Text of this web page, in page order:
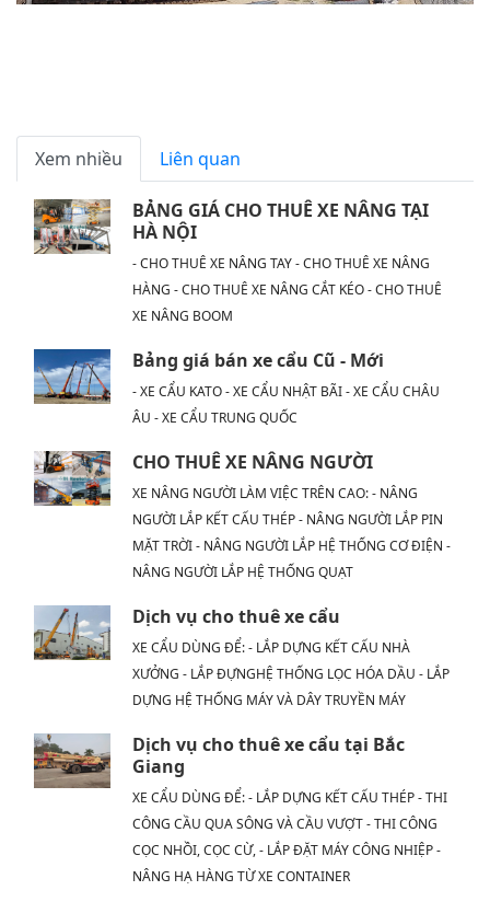
Xem nhiều Liên quan
BẢNG GIÁ CHO THUÊ XE NÂNG TẠI
HÀ NỘI
- CHO THUÊ XE NÂNG TAY - CHO THUÊ XE NÂNG
HÀNG - CHO THUÊ XE NÂNG CẮT KÉO - CHO THUÊ
XE NÂNG BOOM
Bảng giá bán xe cẩu Cũ - Mới
- XE CẨU KATO - XE CẨU NHẬT BÃI - XE CẨU CHÂU
ÂU - XE CẨU TRUNG QUỐC
CHO THUÊ XE NÂNG NGƯỜI
XE NÂNG NGƯỜI LÀM VIỆC TRÊN CAO: - NÂNG
NGƯỜI LẮP KẾT CẤU THÉP - NÂNG NGƯỜI LẮP PIN
MẶT TRỜI - NÂNG NGƯỜI LẮP HỆ THỐNG CƠ ĐIỆN -
NÂNG NGƯỜI LẮP HỆ THỐNG QUẠT
Dịch vụ cho thuê xe cẩu
XE CẨU DÙNG ĐỂ: - LẮP DỰNG KẾT CẤU NHÀ
XƯỞNG - LẮP ĐỰNGHỆ THỐNG LỌC HÓA DẦU - LẮP
DỰNG HỆ THỐNG MÁY VÀ DÂY TRUYỀN MÁY
Dịch vụ cho thuê xe cẩu tại Bắc
Giang
XE CẨU DÙNG ĐỂ: - LẮP DỰNG KẾT CẤU THÉP - THI
CÔNG CẦU QUA SÔNG VÀ CẦU VƯỢT - THI CÔNG
CỌC NHỒI, CỌC CỪ, - LẮP ĐẶT MÁY CÔNG NHIỆP -
NÂNG HẠ HÀNG TỪ XE CONTAINER